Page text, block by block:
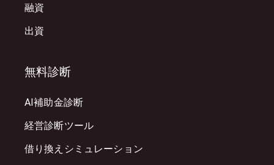
融資
出資
無料診断
AI補助金診断
経営診断ツール
借り換えシミュレーション